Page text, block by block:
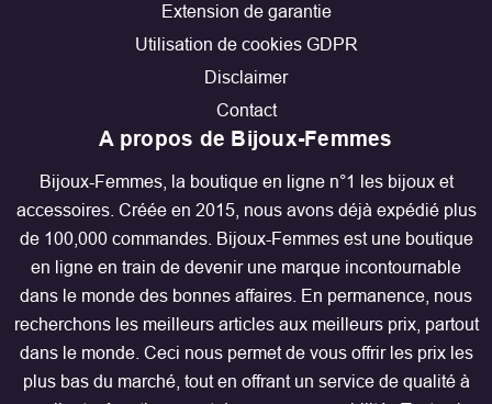
Extension de garantie
Utilisation de cookies GDPR
Disclaimer
Contact
A propos de Bijoux-Femmes
Bijoux-Femmes, la boutique en ligne n°1 les bijoux et
accessoires. Créée en 2015, nous avons déjà expédié plus
de 100,000 commandes. Bijoux-Femmes est une boutique
en ligne en train de devenir une marque incontournable
dans le monde des bonnes affaires. En permanence, nous
recherchons les meilleurs articles aux meilleurs prix, partout
dans le monde. Ceci nous permet de vous offrir les prix les
plus bas du marché, tout en offrant un service de qualité à